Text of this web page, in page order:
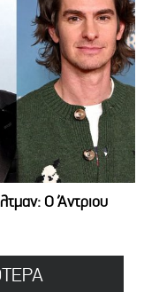
Ο Άντριου